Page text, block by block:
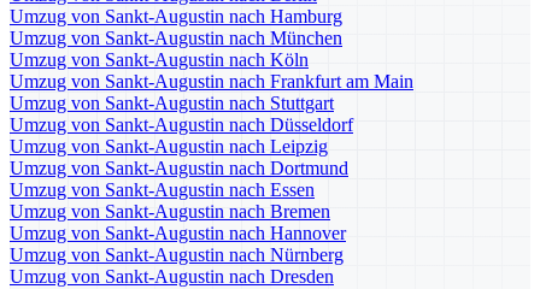
Umzug von Sankt-Augustin nach Hamburg
Umzug von Sankt-Augustin nach München
Umzug von Sankt-Augustin nach Köln
Umzug von Sankt-Augustin nach Frankfurt am Main
Umzug von Sankt-Augustin nach Stuttgart
Umzug von Sankt-Augustin nach Düsseldorf
Umzug von Sankt-Augustin nach Leipzig
Umzug von Sankt-Augustin nach Dortmund
Umzug von Sankt-Augustin nach Essen
Umzug von Sankt-Augustin nach Bremen
Umzug von Sankt-Augustin nach Hannover
Umzug von Sankt-Augustin nach Nürnberg
Umzug von Sankt-Augustin nach Dresden